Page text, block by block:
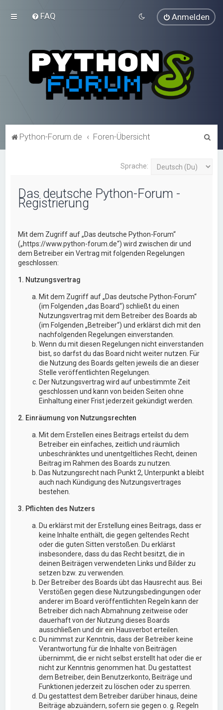
FAQ Anmelden
Python-Forum.de Foren-Übersicht
Sprache:
Das deutsche Python-Forum -
Registrierung
Mit dem Zugriff auf „Das deutsche Python-Forum“
(„https://www.python-forum.de“) wird zwischen dir und
dem Betreiber ein Vertrag mit folgenden Regelungen
geschlossen:
1. Nutzungsvertrag
Mit dem Zugriff auf „Das deutsche Python-Forum“
(im Folgenden „das Board“) schließt du einen
Nutzungsvertrag mit dem Betreiber des Boards ab
(im Folgenden „Betreiber“) und erklärst dich mit den
nachfolgenden Regelungen einverstanden.
Wenn du mit diesen Regelungen nicht einverstanden
bist, so darfst du das Board nicht weiter nutzen. Für
die Nutzung des Boards gelten jeweils die an dieser
Stelle veröffentlichten Regelungen.
Der Nutzungsvertrag wird auf unbestimmte Zeit
geschlossen und kann von beiden Seiten ohne
Einhaltung einer Frist jederzeit gekündigt werden.
2. Einräumung von Nutzungsrechten
Mit dem Erstellen eines Beitrags erteilst du dem
Betreiber ein einfaches, zeitlich und räumlich
unbeschränktes und unentgeltliches Recht, deinen
Beitrag im Rahmen des Boards zu nutzen.
Das Nutzungsrecht nach Punkt 2, Unterpunkt a bleibt
auch nach Kündigung des Nutzungsvertrages
bestehen.
3. Pflichten des Nutzers
Du erklärst mit der Erstellung eines Beitrags, dass er
keine Inhalte enthält, die gegen geltendes Recht
oder die guten Sitten verstoßen. Du erklärst
insbesondere, dass du das Recht besitzt, die in
deinen Beiträgen verwendeten Links und Bilder zu
setzen bzw. zu verwenden.
Der Betreiber des Boards übt das Hausrecht aus. Bei
Verstößen gegen diese Nutzungsbedingungen oder
anderer im Board veröffentlichten Regeln kann der
Betreiber dich nach Abmahnung zeitweise oder
dauerhaft von der Nutzung dieses Boards
ausschließen und dir ein Hausverbot erteilen.
Du nimmst zur Kenntnis, dass der Betreiber keine
Verantwortung für die Inhalte von Beiträgen
übernimmt, die er nicht selbst erstellt hat oder die er
nicht zur Kenntnis genommen hat. Du gestattest
dem Betreiber, dein Benutzerkonto, Beiträge und
Funktionen jederzeit zu löschen oder zu sperren.
Du gestattest dem Betreiber darüber hinaus, deine
Beiträge abzuändern, sofern sie gegen o. g. Regeln